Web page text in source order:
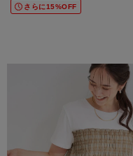
さらに15%OFF